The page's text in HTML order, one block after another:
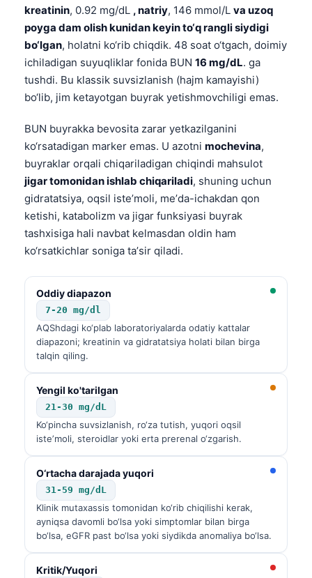
kreatinin, 0.92 mg/dL , natriy, 146 mmol/L va uzoq
poyga dam olish kunidan keyin to‘q rangli siydigi
bo‘lgan, holatni ko‘rib chiqdik. 48 soat o‘tgach, doimiy
ichiladigan suyuqliklar fonida BUN 16 mg/dL. ga
tushdi. Bu klassik suvsizlanish (hajm kamayishi)
bo‘lib, jim ketayotgan buyrak yetishmovchiligi emas.
BUN buyrakka bevosita zarar yetkazilganini
ko‘rsatadigan marker emas. U azotni mochevina,
buyraklar orqali chiqariladigan chiqindi mahsulot
jigar tomonidan ishlab chiqariladi, shuning uchun
gidratatsiya, oqsil isteʼmoli, meʼda-ichakdan qon
ketishi, katabolizm va jigar funksiyasi buyrak
tashxisiga hali navbat kelmasdan oldin ham
ko‘rsatkichlar soniga taʼsir qiladi.
Oddiy diapazon
7-20 mg/dl
AQShdagi ko‘plab laboratoriyalarda odatiy kattalar
diapazoni; kreatinin va gidratatsiya holati bilan birga
talqin qiling.
Yengil ko'tarilgan
21-30 mg/dL
Ko‘pincha suvsizlanish, ro‘za tutish, yuqori oqsil
isteʼmoli, steroidlar yoki erta prerenal o‘zgarish.
O‘rtacha darajada yuqori
31-59 mg/dL
Klinik mutaxassis tomonidan ko‘rib chiqilishi kerak,
ayniqsa davomli bo‘lsa yoki simptomlar bilan birga
bo‘lsa, eGFR past bo‘lsa yoki siydikda anomaliya bo‘lsa.
Kritik/Yuqori